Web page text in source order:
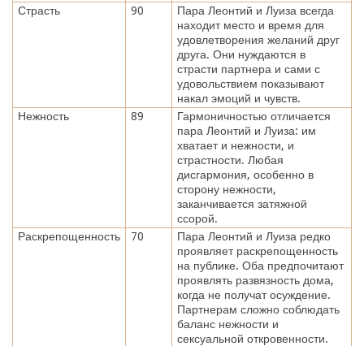
Страсть
90
Пара Леонтий и Луиза всегда
находит место и время для
удовлетворения желаний друг
друга. Они нуждаются в
страсти партнера и сами с
удовольствием показывают
накал эмоций и чувств.
Нежность
89
Гармоничностью отличается
пара Леонтий и Луиза: им
хватает и нежности, и
страстности. Любая
дисгармония, особенно в
сторону нежности,
заканчивается затяжной
ссорой.
Раскрепощенность
70
Пара Леонтий и Луиза редко
проявляет раскрепощенность
на публике. Оба предпочитают
проявлять развязность дома,
когда не получат осуждение.
Партнерам сложно соблюдать
баланс нежности и
сексуальной откровенности.